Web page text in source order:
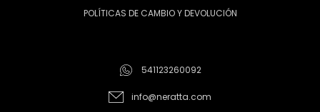
POLÍTICAS DE CAMBIO Y DEVOLUCIÓN
541123260092
info@neratta.com